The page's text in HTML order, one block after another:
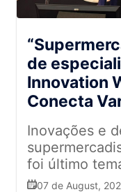
de
Innovation
Conecta
Inovações e
foi último
tecnologia
07 de August,